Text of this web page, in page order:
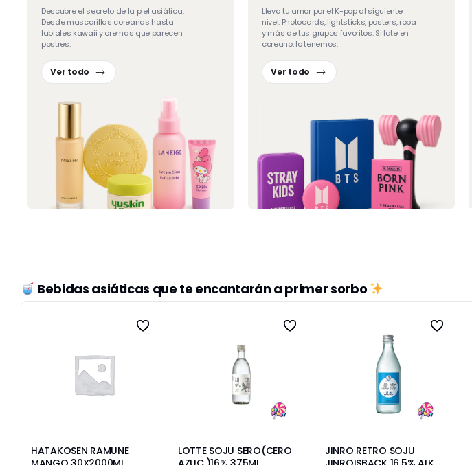
Descubre el secreto de la piel asiática.
Desde mascarillas coreanas hasta
labiales kawaii y cremas que parecen
postres.
Ver todo
Lleva tu amor por el K-pop al siguiente
nivel. Photocards, lightsticks, posters, ropa
y más de tus grupos favoritos. Si late en
coreano, lo tenemos.
Ver todo
Bebidas asiáticas que te encantarán a primer sorbo
HATAKOSEN RAMUNE
LOTTE SOJU SERO(CERO
JINRO RETRO SOJU